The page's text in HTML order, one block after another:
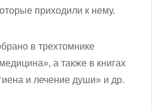
приходили к нему.
в трехтомнике
а также в книгах
и лечение души» и др.